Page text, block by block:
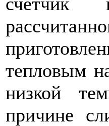
тепловым
низкой
причине